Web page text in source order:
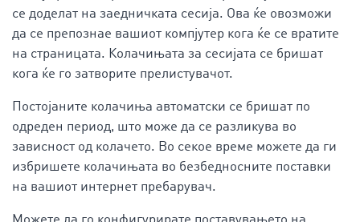
се доделат на заедничката сесија. Ова ќе овозможи
да се препознае вашиот компјутер кога ќе се вратите
на страницата. Колачињата за сесијата се бришат
кога ќе го затворите прелистувачот.
Постојаните колачиња автоматски се бришат по
одреден период, што може да се разликува во
зависност од колачето. Во секое време можете да ги
избришете колачињата во безбедносните поставки
на вашиот интернет пребарувач.